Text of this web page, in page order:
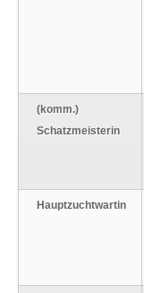
(komm.)
Schatzmeisterin
Hauptzuchtwartin